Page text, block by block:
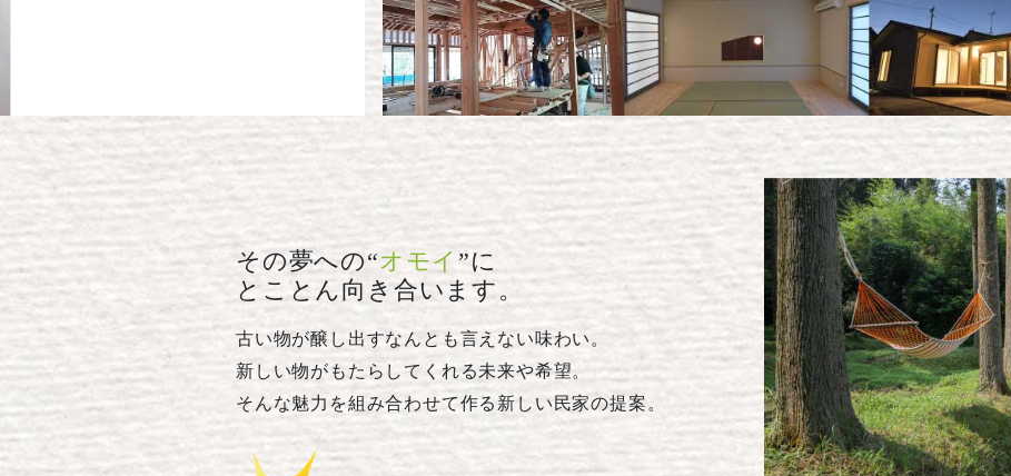
その夢への“オモイ”に
とことん向き合います。
古い物が醸し出すなんとも言えない味わい。
新しい物がもたらしてくれる未来や希望。
そんな魅力を組み合わせて作る新しい民家の提案。